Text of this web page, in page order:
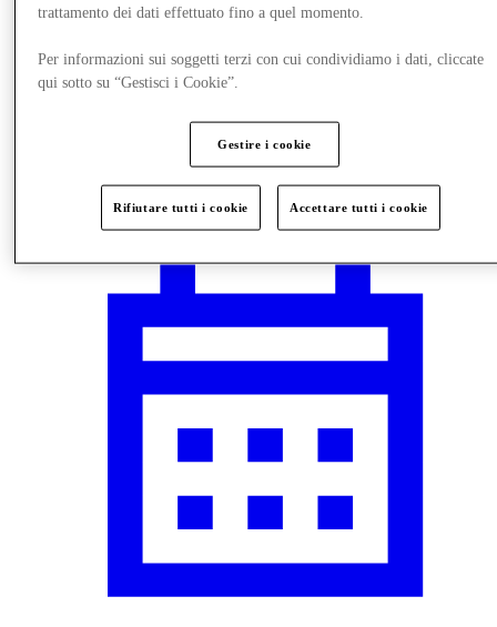
trattamento dei dati effettuato fino a quel momento.
Per informazioni sui soggetti terzi con cui condividiamo i dati, cliccate
qui sotto su “Gestisci i Cookie”.
Gestire i cookie
Rifiutare tutti i cookie Accettare tutti i cookie